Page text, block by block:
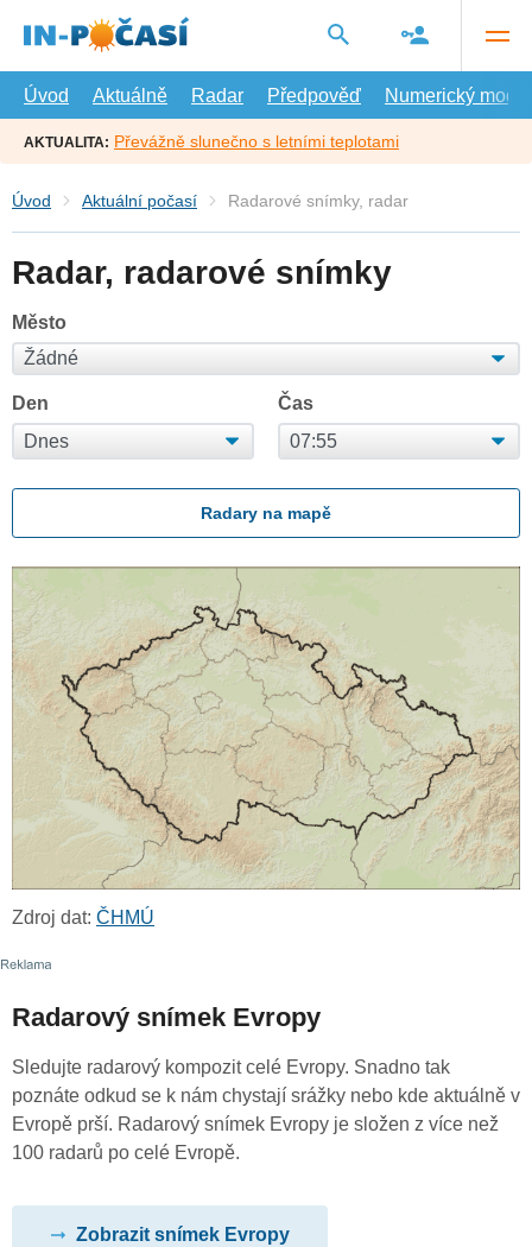
hlavní
Úvod
Aktuálně Radar Předpověď Numerický model
AKTUALITA: Převážně slunečno s letními teplotami
Úvod Aktuální počasí Radarové snímky, radar
Radar, radarové snímky
Město
Den Čas
Radary na mapě
Zdroj dat: ČHMÚ
Radarový snímek Evropy
Sledujte radarový kompozit celé Evropy. Snadno tak
poznáte odkud se k nám chystají srážky nebo kde aktuálně v
Evropě prší. Radarový snímek Evropy je složen z více než
100 radarů po celé Evropě.
Zobrazit snímek Evropy